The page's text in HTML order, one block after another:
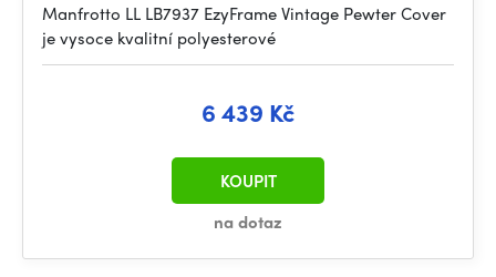
Manfrotto LL LB7937 EzyFrame Vintage Pewter Cover
je vysoce kvalitní polyesterové
6 439 Kč
na dotaz
KOUPIT